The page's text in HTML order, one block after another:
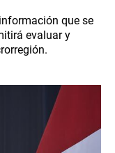
que se
evaluar y